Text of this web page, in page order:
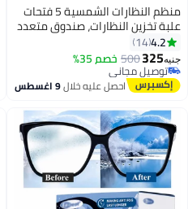
منظم النظارات الشمسية 5 فتحات
علبة تخزين النظارات، صندوق متعدد
لعرض النظارات المعلقة
4.2
14
جنيه325
500 خصم 35%
توصيل مجاني
توصيل مجانياحصل عليه خلال9 اغسطس